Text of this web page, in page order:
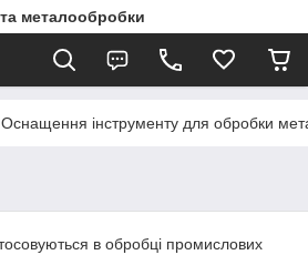
металообробки
Оснащення інструменту для обробки
в обробці промислових